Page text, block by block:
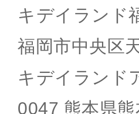
キデイランド
福岡市中央区
キデイランド
0047 熊本県